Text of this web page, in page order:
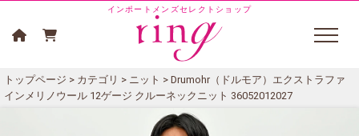
インポートメンズセレクトショップ
トップページ > カテゴリ > ニット > Drumohr（ドルモア）エクストラファ
インメリノウール 12ゲージ クルーネックニット 36052012027